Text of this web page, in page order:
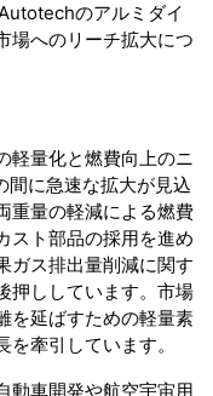
のアルミダイ
場へのリーチ拡大につ
軽量化と燃費向上のニ
に急速な拡大が見込
重量の軽減による燃費
スト部品の採用を進め
ガス排出量削減に関す
押ししています。市場
を延ばすための軽量素
牽引しています。
動車開発や航空宇宙用